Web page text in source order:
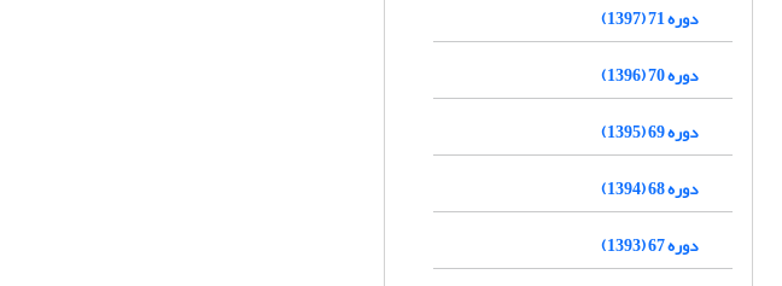
دوره 71 (1397)
دوره 70 (1396)
دوره 69 (1395)
دوره 68 (1394)
دوره 67 (1393)